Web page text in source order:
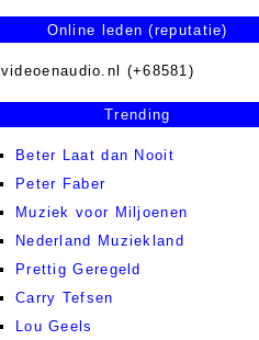
Online leden (reputatie)
videoenaudio.nl (+68581)
Trending
Beter Laat dan Nooit
Peter Faber
Muziek voor Miljoenen
Nederland Muziekland
Prettig Geregeld
Carry Tefsen
Lou Geels